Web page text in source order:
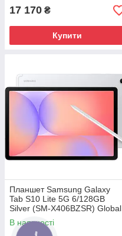
17 170 ₴
Купити
Планшет Samsung Galaxy
Tab S10 Lite 5G 6/128GB
Silver (SM-X406BZSR) Global
version
В наявності